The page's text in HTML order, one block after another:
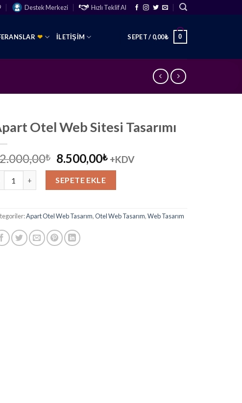
Destek Merkezi Hızlı Teklif Al
❤ İLETIŞIM SEPET / 0,00₺ 0
Otel Web Sitesi Tasarımı
₺ Orijinal
fiyat:
12.000,00₺.
8.500,00₺Şu
andaki
8.500,00₺.
+KDV
SEPETE EKLE
Apart Otel Web Tasarım,Otel Web Tasarım,Web Tasarım